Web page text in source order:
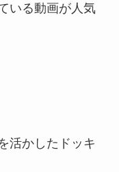
いる動画が人気
活かしたドッキ